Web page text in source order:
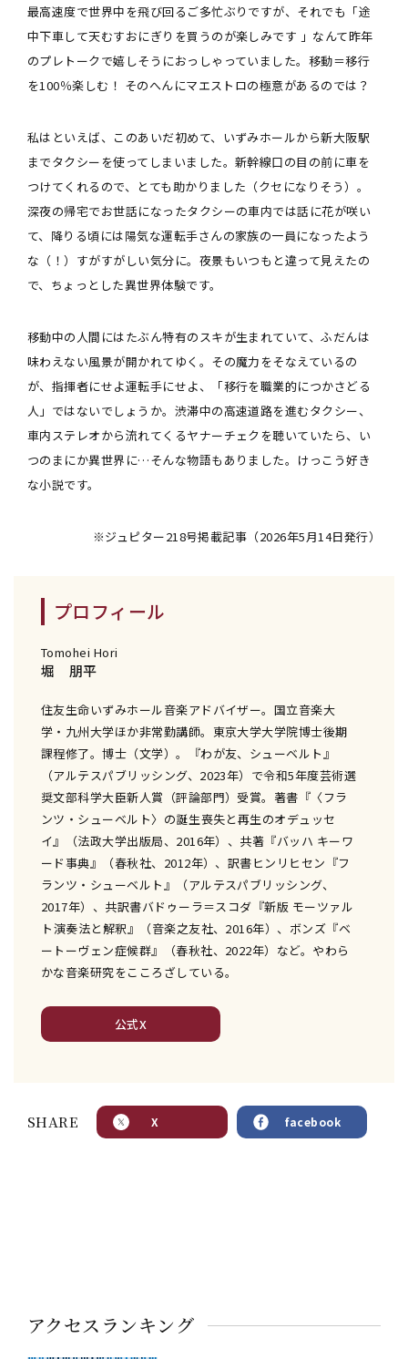
最高速度で世界中を飛び回るご多忙ぶりですが、それでも「途
中下車して天むすおにぎりを買うのが楽しみです 」なんて昨年
のプレトークで嬉しそうにおっしゃっていました。移動＝移行
を100％楽しむ！ そのへんにマエストロの極意があるのでは？
私はといえば、このあいだ初めて、いずみホールから新大阪駅
までタクシーを使ってしまいました。新幹線口の目の前に車を
つけてくれるので、とても助かりました（クセになりそう）。
深夜の帰宅でお世話になったタクシーの車内では話に花が咲い
て、降りる頃には陽気な運転手さんの家族の一員になったよう
な（！）すがすがしい気分に。夜景もいつもと違って見えたの
で、ちょっとした異世界体験です。
移動中の人間にはたぶん特有のスキが生まれていて、ふだんは
味わえない風景が開かれてゆく。その魔力をそなえているの
が、指揮者にせよ運転手にせよ、「移行を職業的につかさどる
人」ではないでしょうか。渋滞中の高速道路を進むタクシー、
車内ステレオから流れてくるヤナーチェクを聴いていたら、い
つのまにか異世界に…そんな物語もありました。けっこう好き
な小説です。
※ジュピター218号掲載記事（2026年5月14日発行）
プロフィール
Tomohei Hori
堀 朋平
住友生命いずみホール音楽アドバイザー。国立音楽大
学・九州大学ほか非常勤講師。東京大学大学院博士後期
課程修了。博士（文学）。『わが友、シューベルト』
（アルテスパブリッシング、2023年）で令和5年度芸術選
奨文部科学大臣新人賞（評論部門）受賞。著書『〈フラ
ンツ・シューベルト〉の誕生――喪失と再生のオデュッセ
イ』（法政大学出版局、2016年）、共著『バッハ キーワ
ード事典』（春秋社、2012年）、訳書ヒンリヒセン『フ
ランツ・シューベルト』（アルテスパブリッシング、
2017年）、共訳書バドゥーラ＝スコダ『新版 モーツァル
ト――演奏法と解釈』（音楽之友社、2016年）、ボンズ『ベ
ートーヴェン症候群』（春秋社、2022年）など。やわら
かな音楽研究をこころざしている。
公式X
SHARE X facebook
アクセスランキング